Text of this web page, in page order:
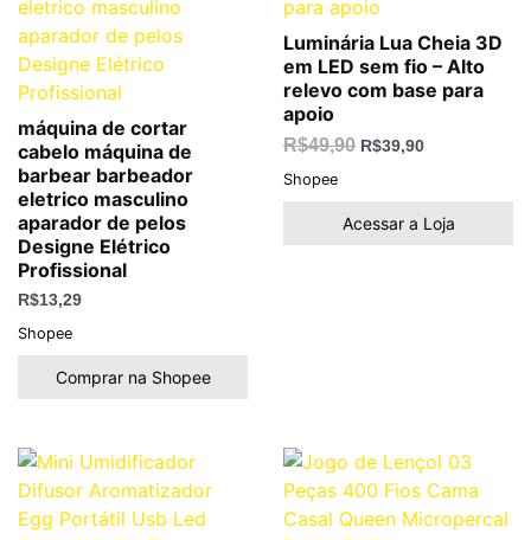
máquina de cortar
cabelo máquina de
barbear barbeador
eletrico masculino
aparador de pelos
Designe Elétrico
Profissional
R$13,29
Shopee
Comprar na Shopee
Luminária Lua Cheia 3D
em LED sem fio – Alto
relevo com base para
apoio
R$49,90 R$39,90
Shopee
Acessar a Loja